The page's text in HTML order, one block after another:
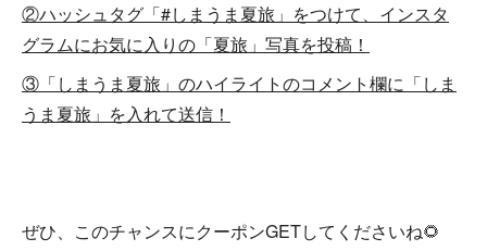
②ハッシュタグ「#しまうま夏旅」をつけて、インスタ
グラムにお気に入りの「夏旅」写真を投稿！
③「しまうま夏旅」のハイライトのコメント欄に「しま
うま夏旅」を入れて送信！
ぜひ、このチャンスにクーポンGETしてくださいね🌻